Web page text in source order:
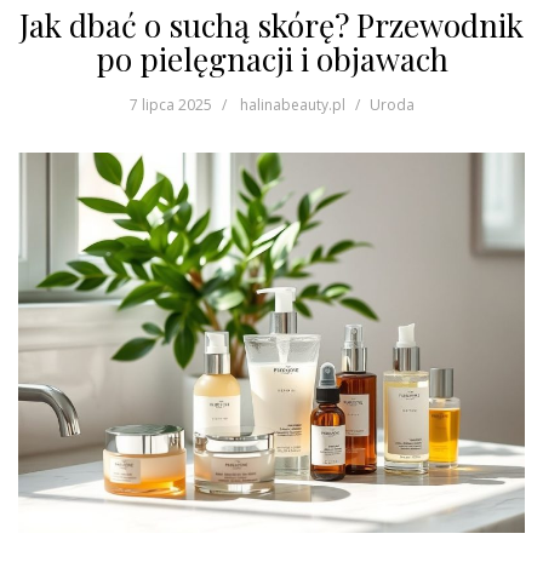
Jak dbać o suchą skórę? Przewodnik
po pielęgnacji i objawach
7 lipca 2025 halinabeauty.pl Uroda